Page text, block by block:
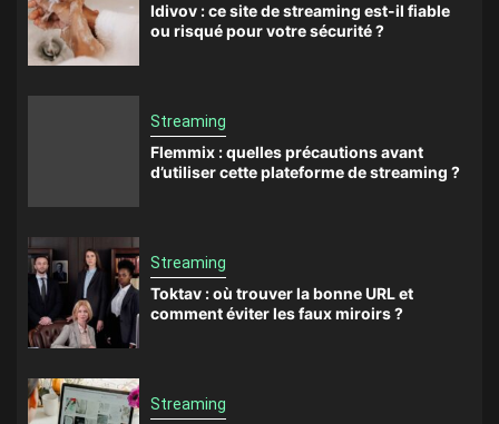
Idivov : ce site de streaming est-il fiable
ou risqué pour votre sécurité ?
Streaming
Flemmix : quelles précautions avant
d’utiliser cette plateforme de streaming ?
Streaming
Toktav : où trouver la bonne URL et
comment éviter les faux miroirs ?
Streaming